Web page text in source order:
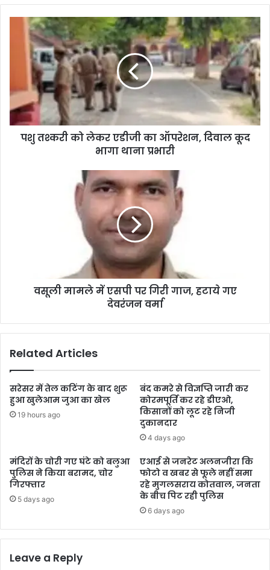
पशु तश्करी को लेकर एडीजी का ऑपरेशन, दिवाल कूद
भागा थाना प्रभारी
वसूली मामले में एसपी पर गिरी गाज, हटाये गए
देवरंजन वर्मा
Related Articles
सरेसर में तेल कटिंग के बाद शुरू
हुआ खुलेआम जुआ का खेल
19 hours ago
बंद कमरे से विज्ञप्ति जारी कर
कोरमपूर्ति कर रहे डीएओ,
किसानों को लूट रहे निजी
दुकानदार
4 days ago
मंदिरों के चोरी गए घंटे को बलुआ
पुलिस ने किया बरामद, चोर
गिरफ्तार
5 days ago
एआई से जनरेट अलनजीरा कि
फोटो व खबर से फूले नहीं समा
रहे मुगलसराय कोतवाल, जनता
के बीच पिट रही पुलिस
6 days ago
Leave a Reply